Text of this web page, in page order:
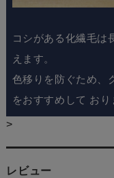
コシがある化繊毛は
えます。
色移りを防ぐため、
をおすすめして おり
>
レビュー